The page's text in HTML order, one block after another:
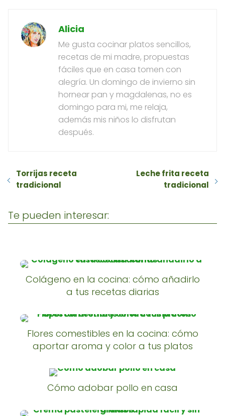
Alicia
Me gusta cocinar platos sencillos,
recetas de mi madre, propuestas
fáciles que en casa tomen con
alegría. Un domingo de invierno sin
hornear pan y magdalenas, no es
domingo para mi, me relaja,
además mis niños lo disfrutan
después.
Torrijas receta
tradicional
Leche frita receta
tradicional
Te pueden interesar:
Colágeno en la cocina: cómo añadirlo
a tus recetas diarias
Flores comestibles en la cocina: cómo
aportar aroma y color a tus platos
Cómo adobar pollo en casa